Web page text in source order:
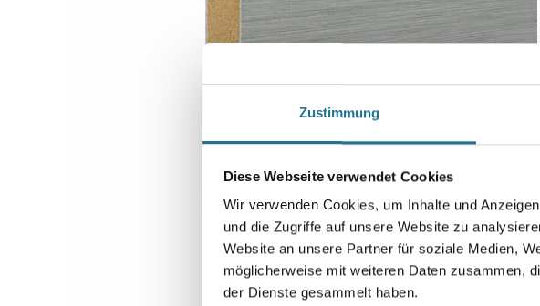
Zustimmung
Diese Webseite verwendet Cookies
Wir verwenden Cookies, um Inhalte und
und die Zugriffe auf unsere Website zu
Website an unsere Partner für soziale Medien,
möglicherweise mit weiteren Daten zusammen,
der Dienste gesammelt haben.